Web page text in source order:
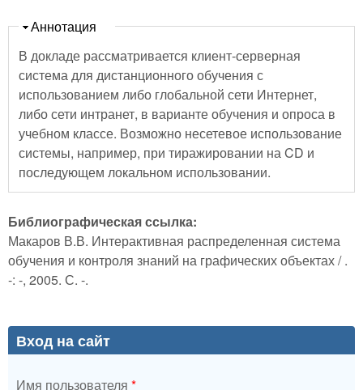
Скрыть
Аннотация
В докладе рассматривается клиент-серверная
система для дистанционного обучения с
использованием либо глобальной сети Интернет,
либо сети интранет, в варианте обучения и опроса в
учебном классе. Возможно несетевое использование
системы, например, при тиражировании на CD и
последующем локальном использовании.
Библиографическая ссылка:
Макаров В.В. Интерактивная распределенная система
обучения и контроля знаний на графических объектах / .
-: -, 2005. С. -.
Вход на сайт
Имя пользователя *